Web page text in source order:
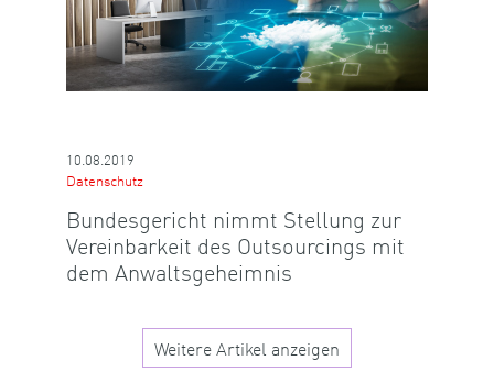
10.08.2019
Datenschutz
Bundesgericht nimmt Stellung zur
Vereinbarkeit des Outsourcings mit
dem Anwaltsgeheimnis
Weitere Artikel anzeigen